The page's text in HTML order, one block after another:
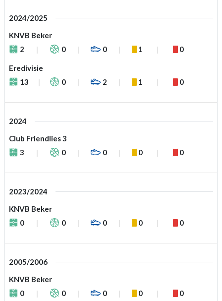
2024/2025
KNVB Beker
2
0 0 1 0
Eredivisie
13
0 2 1 0
2024
Club Friendlies 3
3
0 0 0 0
2023/2024
KNVB Beker
0
0 0 0 0
2005/2006
KNVB Beker
0
0 0 0 0